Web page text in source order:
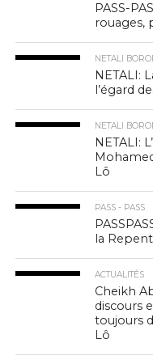
PASS-
rouages,
NETALI
NETALI:
l’égard
NETALI
NETALI:
Lô
PASS - PASS
la
ACTUALITÉS
Cheikh
discours
toujours
Lô